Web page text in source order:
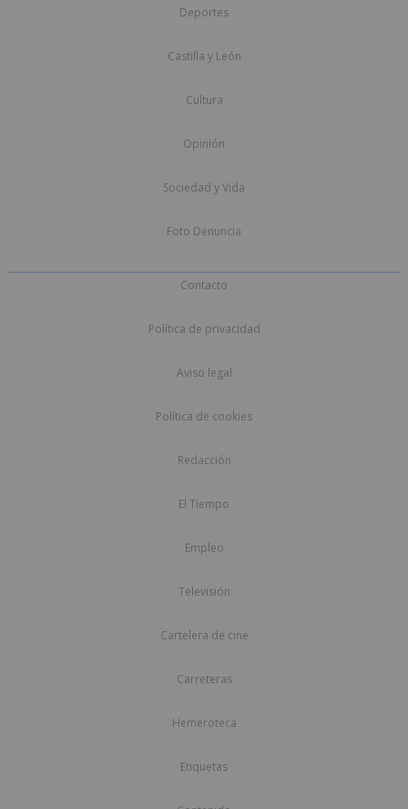
Deportes
Castilla y León
Cultura
Opinión
Sociedad y Vida
Foto Denuncia
Contacto
Política de privacidad
Aviso legal
Política de cookies
Redacción
El Tiempo
Empleo
Televisión
Cartelera de cine
Carreteras
Hemeroteca
Etiquetas